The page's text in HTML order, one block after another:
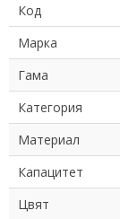
Код
Марка
Гама
Категория
Материал
Капацитет
Цвят